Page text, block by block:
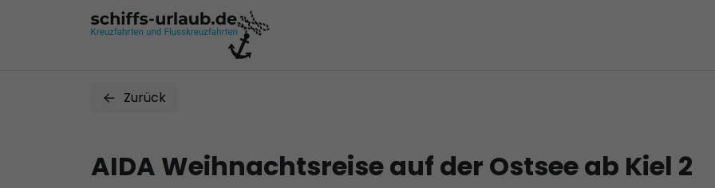
Zurück
AIDA Weihnachtsreise auf der Ostsee ab Kiel 2